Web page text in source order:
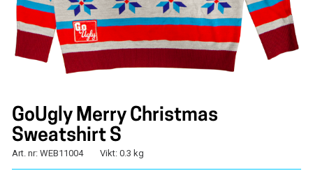
GoUgly Merry Christmas
Sweatshirt S
Art. nr: WEB11004 Vikt: 0.3 kg